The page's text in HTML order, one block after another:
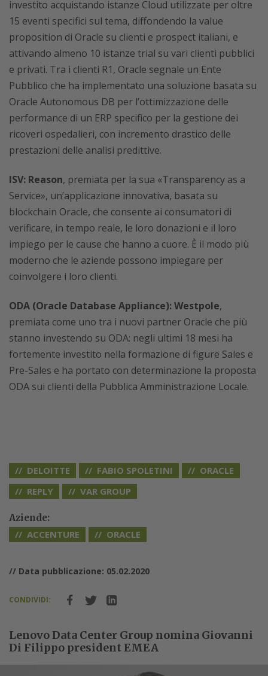
investito acquistando istanze Cloud utilizzate per oltre
15 eventi specifici sul tema, diffondendo la value
proposition di Oracle su clienti e prospect italiani, e
attivando almeno 10 istanze trial su vari clienti pubblici
e privati. Tra i clienti R1, Oracle segnale un Ente
Pubblico che ha implementato una soluzione basata su
Oracle Autonomous DB per l’ottimizzazione delle
performance di un ERP specifico per la gestione dei
ricoveri ospedalieri, con incremento drastico delle
prestazioni delle analisi predittive.
ISV: Reason, premiata per la sua «Transparency as a
Service», un’applicazione innovativa, basata su
blockchain Oracle, che consente ai consumatori di
verificare, in tempo reale, le loro donazioni e il loro
impiego per le cause che hanno a cuore. È il modo più
moderno che le aziende possono impiegare per
coinvolgere i loro clienti.
ODA (Oracle Database Appliance): Westpole,
premiata come uno tra i nuovi partner Oracle che più
stanno investendo su ODA: negli ultimi 18 mesi ha
fortemente investito nella formazione di figure Sales e
Pre-Sales e ha portato con determinazione la proposta
ODA sui clienti della Pubblica Amministrazione Locale.
DELOITTE FABIO SPOLETINI
ORACLE
REPLY
VAR GROUP
Aziende:
ACCENTURE ORACLE
// Data pubblicazione: 05.02.2020
CONDIVIDI:
Lenovo Data Center Group nomina Giovanni
Di Filippo president EMEA